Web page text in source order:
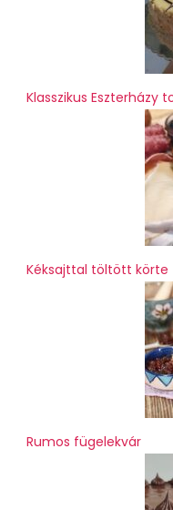
Klasszikus
Kéksajttal töltött körte
Rumos fügelekvár